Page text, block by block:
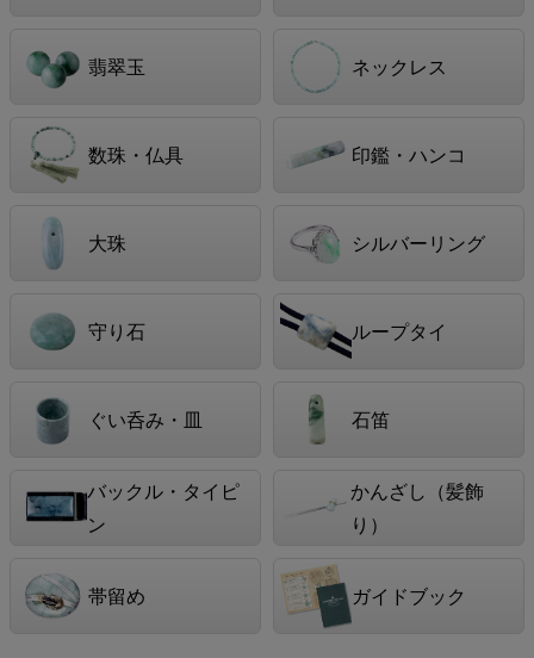
翡翠玉 ネックレス
数珠・仏具 印鑑・ハンコ
大珠 シルバーリング
守り石 ループタイ
ぐい呑み・皿 石笛
バックル・タイピ
ン
かんざし（髪飾
り）
帯留め ガイドブック